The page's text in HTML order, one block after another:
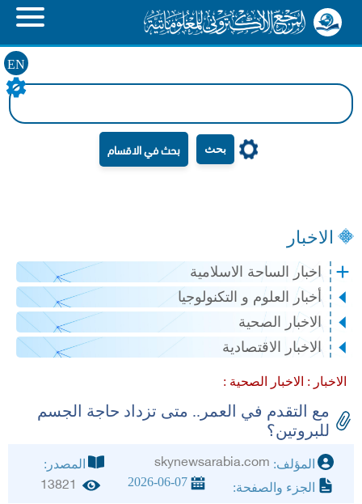
EN
بحث
الاخبار
اخبار الساحة الاسلامية
أخبار العلوم و التكنولوجيا
الاخبار الصحية
الاخبار الاقتصادية
الاخبار : الاخبار الصحية :
مع التقدم في العمر.. متى تزداد حاجة الجسم
للبروتين؟
المؤلف: skynewsarabia.com
المصدر:
الجزء والصفحة:
2026-06-07
13821